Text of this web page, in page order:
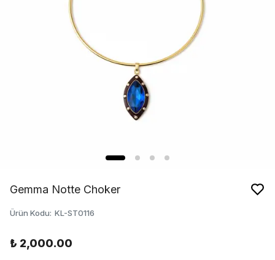
Gemma Notte Choker
Ürün Kodu: KL-ST0116
₺ 2,000.00